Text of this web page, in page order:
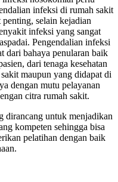
infeksi di rumah sakit
penting, selain kejadian
infeksi yang sangat
Pengendalian infeksi
dari bahaya penularan baik
dari tenaga kesehatan
maupun yang didapat di
dengan mutu pelayanan
citra rumah sakit.
dirancang untuk menjadikan
kompeten sehingga bisa
pelatihan dengan baik